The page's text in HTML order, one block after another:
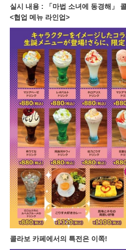
실시 내용 : 「마법 소녀에 동경해」
<협업 메뉴 라인업>
콜라보 카페에서의 특전은 이쪽!